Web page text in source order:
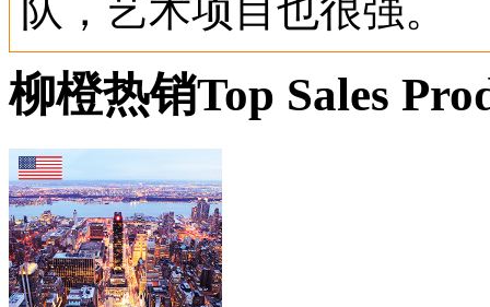
队，艺术项目也很强。
柳橙热销Top Sales